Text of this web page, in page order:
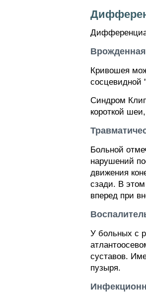
Кривошея
сосцевидной
Синдром
короткой
Больной
нарушений
движения
сзади. В этом
вперед при
У больных с
суставов.
пузыря.